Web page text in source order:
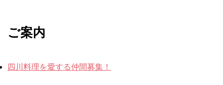
ご案内
四川料理を愛する仲間募集！